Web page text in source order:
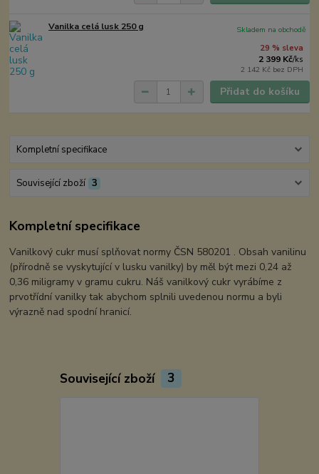
Vanilka celá lusk 250 g
29 % sleva
2 399 Kč/ks
2 142 Kč bez DPH
Skladem na obchodě
Přidat do košíku
Kompletní specifikace
Související zboží 3
Kompletní specifikace
Vanilkový cukr musí splňovat normy ČSN 580201 . Obsah vanilinu
(přírodně se vyskytující v lusku vanilky) by měl být mezi 0,24 až
0,36 miligramy v gramu cukru. Náš vanilkový cukr vyrábíme z
prvotřídní vanilky tak abychom splnili uvedenou normu a byli
výrazně nad spodní hranicí.
Související zboží 3